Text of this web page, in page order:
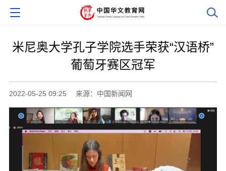
米尼奥大学孔子学院选手荣获“汉语桥”
葡萄牙赛区冠军
2022-05-25 09:25 来源：中国新闻网